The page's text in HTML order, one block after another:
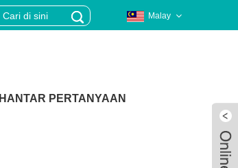
Malay
HANTAR PERTANYAAN